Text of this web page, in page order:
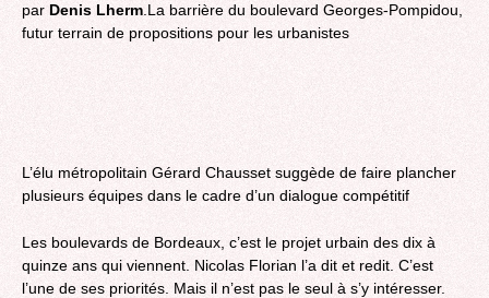
par Denis Lherm.La barrière du boulevard Georges-Pompidou,
futur terrain de propositions pour les urbanistes
L’élu métropolitain Gérard Chausset suggède de faire plancher
plusieurs équipes dans le cadre d’un dialogue compétitif
Les boulevards de Bordeaux, c’est le projet urbain des dix à
quinze ans qui viennent. Nicolas Florian l’a dit et redit. C’est
l’une de ses priorités. Mais il n’est pas le seul à s’y intéresser.